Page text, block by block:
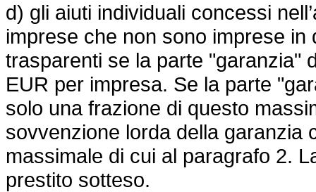
d) gli aiuti individuali concessi
imprese che non sono imprese
trasparenti se la parte "garanzia"
EUR per impresa. Se la parte
solo una frazione di questo
sovvenzione lorda della garanzia
massimale di cui al paragrafo 2.
prestito sotteso.